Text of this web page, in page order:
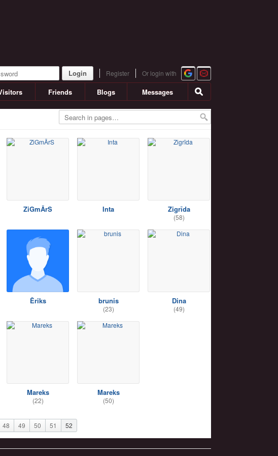
Login Register Or login with
Friends Blogs Messages
ZiGmĀrS Inta Zigrīda
(58)
Ēriks brunis
(23)
Dina
(49)
Mareks
(22)
Mareks
(50)
48 49 50 51 52